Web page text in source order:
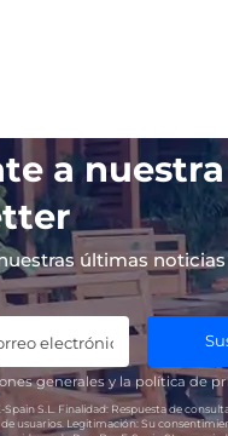
a nuestra
últimas
generales y lapolítica de
S.L. Finalidad: Respuesta de
usuarios. Legitimación: Su